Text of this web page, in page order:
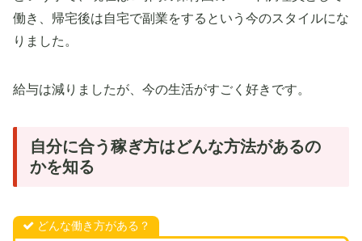
働き、帰宅後は自宅で副業をするという今のスタイルにな
りました。
給与は減りましたが、今の生活がすごく好きです。
自分に合う稼ぎ方はどんな方法があるの
かを知る
どんな働き方がある？